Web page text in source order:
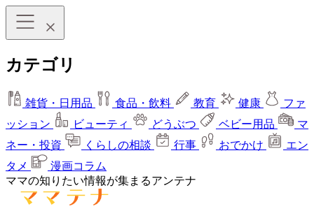
カテゴリ
雑貨・日用品 食品・飲料 教育 健康
ファ
ッション
ビューティ どうぶつ ベビー用品
マ
ネー・投資
くらしの相談 行事 おでかけ
エン
タメ
漫画コラム
ママの知りたい情報が集まるアンテナ